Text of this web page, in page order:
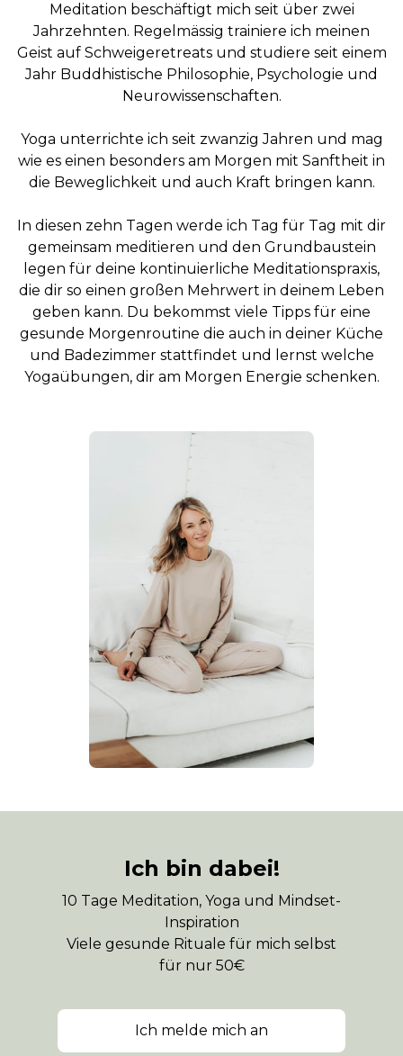
Meditation beschäftigt mich seit über zwei
Jahrzehnten. Regelmässig trainiere ich meinen
Geist auf Schweigeretreats und studiere seit einem
Jahr Buddhistische Philosophie, Psychologie und
Neurowissenschaften.
Yoga unterrichte ich seit zwanzig Jahren und mag
wie es einen besonders am Morgen mit Sanftheit in
die Beweglichkeit und auch Kraft bringen kann.
In diesen zehn Tagen werde ich Tag für Tag mit dir
gemeinsam meditieren und den Grundbaustein
legen für deine kontinuierliche Meditationspraxis,
die dir so einen großen Mehrwert in deinem Leben
geben kann. Du bekommst viele Tipps für eine
gesunde Morgenroutine die auch in deiner Küche
und Badezimmer stattfindet und lernst welche
Yogaübungen, dir am Morgen Energie schenken.
Ich bin dabei!
10 Tage Meditation, Yoga und Mindset-
Inspiration
Viele gesunde Rituale für mich selbst
für nur 50€
Ich melde mich an